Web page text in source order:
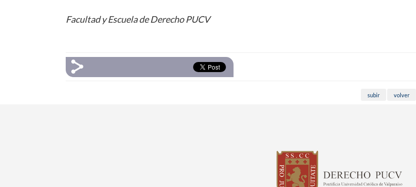
Facultad y Escuela de Derecho PUCV
subir volver